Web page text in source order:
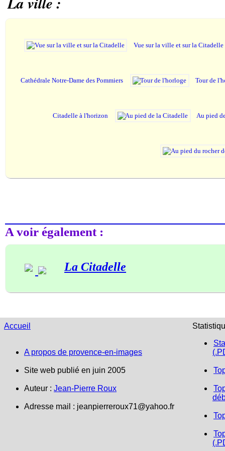
Vue sur la ville et sur la Citadelle
Cathédrale Notre-Dame des Pommiers Tour de
Citadelle à l'horizon Au pied
A voir également :
La Citadelle
Accueil
A propos de provence-en-images
Site web publié en juin 2005
Auteur : Jean-Pierre Roux
Adresse mail : jeanpierreroux71@yahoo.fr